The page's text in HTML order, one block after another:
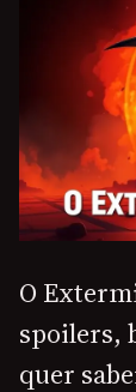
O
spoilers,
quer